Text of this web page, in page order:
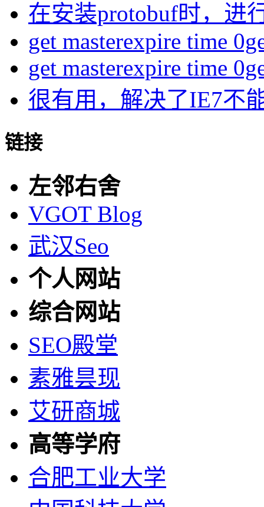
在安装protobuf时，进
get masterexpire time
get masterexpire time
很有用，解决了IE7不
链接
左邻右舍
VGOT Blog
武汉Seo
个人网站
综合网站
SEO殿堂
素雅昙现
艾研商城
高等学府
合肥工业大学